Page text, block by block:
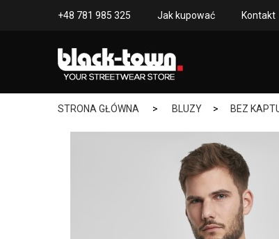
+48 781 985 325 Jak kupować Kontakt
STRONA GŁÓWNA > BLUZY > BEZ